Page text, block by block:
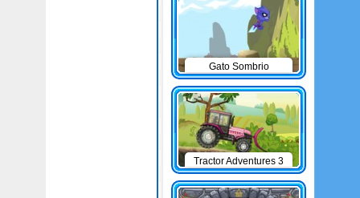
Gato Sombrio
Tractor Adventures 3
game